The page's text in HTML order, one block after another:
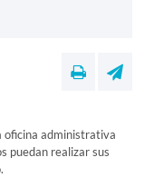
oficina administrativa
puedan realizar sus